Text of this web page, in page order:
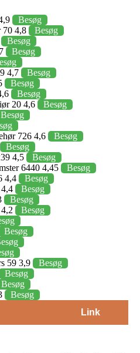
Besøg
70 4,8
Besøg
Besøg
Besøg
4,7
Besøg
Besøg
Besøg
20 4,6
Besøg
Besøg
726 4,6
Besøg
Besøg
4,5
Besøg
6440 4,45
Besøg
4,4
Besøg
Besøg
Besøg
Besøg
Besøg
59 3,9
Besøg
Besøg
Besøg
Besøg
Link